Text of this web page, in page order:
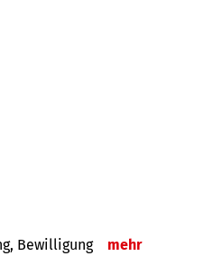
Bewilligung mehr